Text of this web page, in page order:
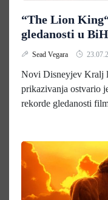
“The Lion
gledanosti u
Sead Vegara
Novi Disneyjev Kralj
prikazivanja ostvario
rekorde gledanosti